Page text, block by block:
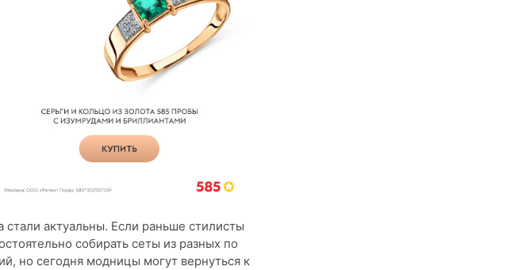
актуальны. Если раньше стилисты
собирать сеты из разных по
но сегодня модницы могут вернуться к